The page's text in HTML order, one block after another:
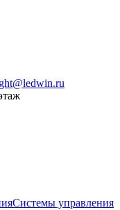
Системы управления